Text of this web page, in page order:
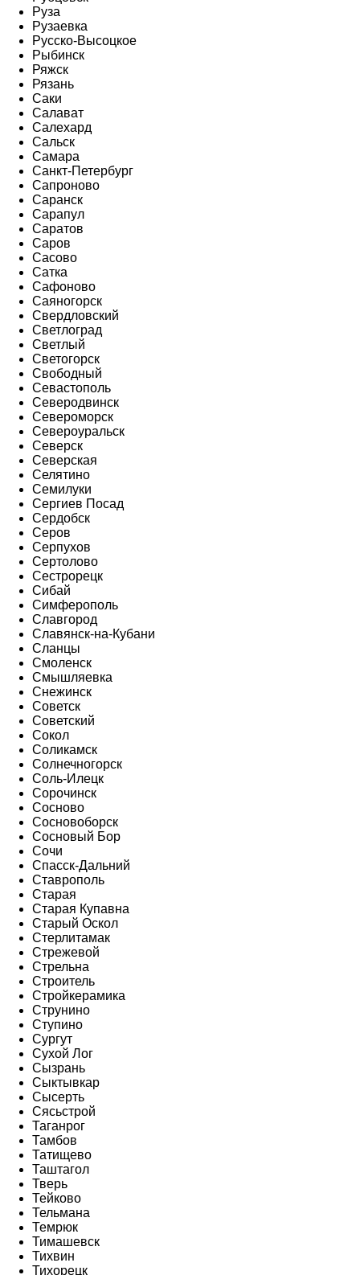
Руза
Рузаевка
Русско-Высоцкое
Рыбинск
Ряжск
Рязань
Саки
Салават
Салехард
Сальск
Самара
Санкт-Петербург
Сапроново
Саранск
Сарапул
Саратов
Саров
Сасово
Сатка
Сафоново
Саяногорск
Свердловский
Светлоград
Светлый
Светогорск
Свободный
Севастополь
Северодвинск
Североморск
Североуральск
Северск
Северская
Селятино
Семилуки
Сергиев Посад
Сердобск
Серов
Серпухов
Сертолово
Сестрорецк
Сибай
Симферополь
Славгород
Славянск-на-Кубани
Сланцы
Смоленск
Смышляевка
Снежинск
Советск
Советский
Сокол
Соликамск
Солнечногорск
Соль-Илецк
Сорочинск
Сосново
Сосновоборск
Сосновый Бор
Сочи
Спасск-Дальний
Ставрополь
Старая
Старая Купавна
Старый Оскол
Стерлитамак
Стрежевой
Стрельна
Строитель
Стройкерамика
Струнино
Ступино
Сургут
Сухой Лог
Сызрань
Сыктывкар
Сысерть
Сясьстрой
Таганрог
Тамбов
Татищево
Таштагол
Тверь
Тейково
Тельмана
Темрюк
Тимашевск
Тихвин
Тихорецк